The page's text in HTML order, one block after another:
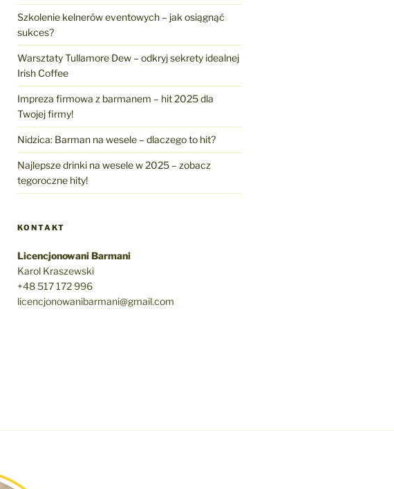
Szkolenie kelnerów eventowych – jak osiągnąć
sukces?
Warsztaty Tullamore Dew – odkryj sekrety idealnej
Irish Coffee
Impreza firmowa z barmanem – hit 2025 dla
Twojej firmy!
Nidzica: Barman na wesele – dlaczego to hit?
Najlepsze drinki na wesele w 2025 – zobacz
tegoroczne hity!
KONTAKT
Licencjonowani Barmani
Karol Kraszewski
+48 517 172 996
licencjonowanibarmani@gmail.com